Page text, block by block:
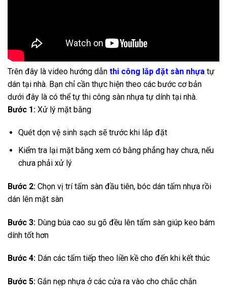
Trên đây là video hướng dẫn thi công lắp đặt sàn nhựa tự
dán tại nhà. Bạn chỉ cần thực hiện theo các bước cơ bản
dưới đây là có thể tự thi công sàn nhựa tự dính tại nhà.
Bước 1: Xử lý mặt bằng
Quét dọn vệ sinh sạch sẽ trước khi lắp đặt
Kiểm tra lại mặt bằng xem có bằng phẳng hay chưa, nếu
chưa phải xử lý
Bước 2: Chọn vị trí tấm sàn đầu tiên, bóc dán tấm nhựa rồi
dán lên mặt sàn
Bước 3: Dùng búa cao su gõ đều lên tấm sàn giúp keo bám
dính tốt hơn
Bước 4: Dán các tấm tiếp theo liền kề cho đến khi kết thúc
Bước 5: Gắn nẹp nhựa ở các cửa ra vào cho chắc chắn